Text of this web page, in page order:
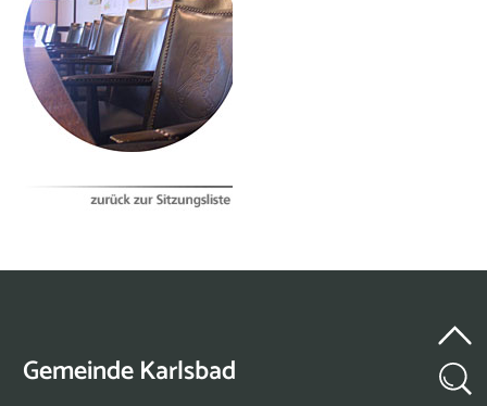
Gemeinde Karlsbad